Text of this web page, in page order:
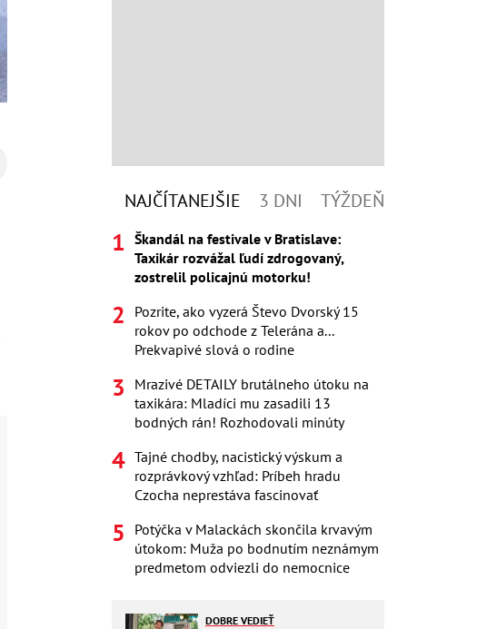
NAJČÍTANEJŠIE 3 DNI TÝŽDEŇ
Škandál na festivale v Bratislave:
Taxikár rozvážal ľudí zdrogovaný,
zostrelil policajnú motorku!
Pozrite, ako vyzerá Števo Dvorský 15
rokov po odchode z Telerána a...
Prekvapivé slová o rodine
Mrazivé DETAILY brutálneho útoku na
taxikára: Mladíci mu zasadili 13
bodných rán! Rozhodovali minúty
Tajné chodby, nacistický výskum a
rozprávkový vzhľad: Príbeh hradu
Czocha neprestáva fascinovať
Potýčka v Malackách skončila krvavým
útokom: Muža po bodnutím neznámym
predmetom odviezli do nemocnice
DOBRE VEDIEŤ